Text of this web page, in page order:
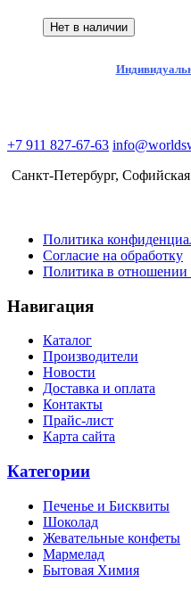
Нет в наличии
+7 911 827-67-63
Санкт-Петербург​,
Политика
Согласие на обработку
Политика в отношении
Навигация
Каталог
Производители
Новости
Доставка и оплата
Контакты
Прайс-лист
Карта сайта
Категории
Печенье и Бисквиты
Шоколад
Жевательные конфеты
Мармелад
Бытовая Химия